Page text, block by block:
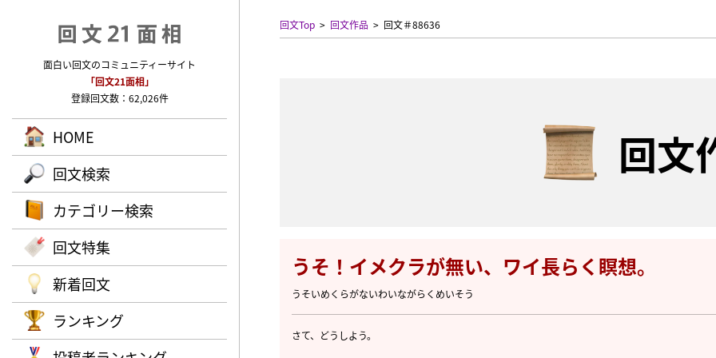
面白い回文のコミュニティーサイト
「回文21面相」
登録回文数：62,026件
HOME
回文検索
カテゴリー検索
回文特集
新着回文
ランキング
回文Top 回文作品 回文＃88636
回文
うそ！イメクラが無い、ワイ長らく瞑想。
うそいめくらがないわいながらくめいそう
さて、どうしよう。